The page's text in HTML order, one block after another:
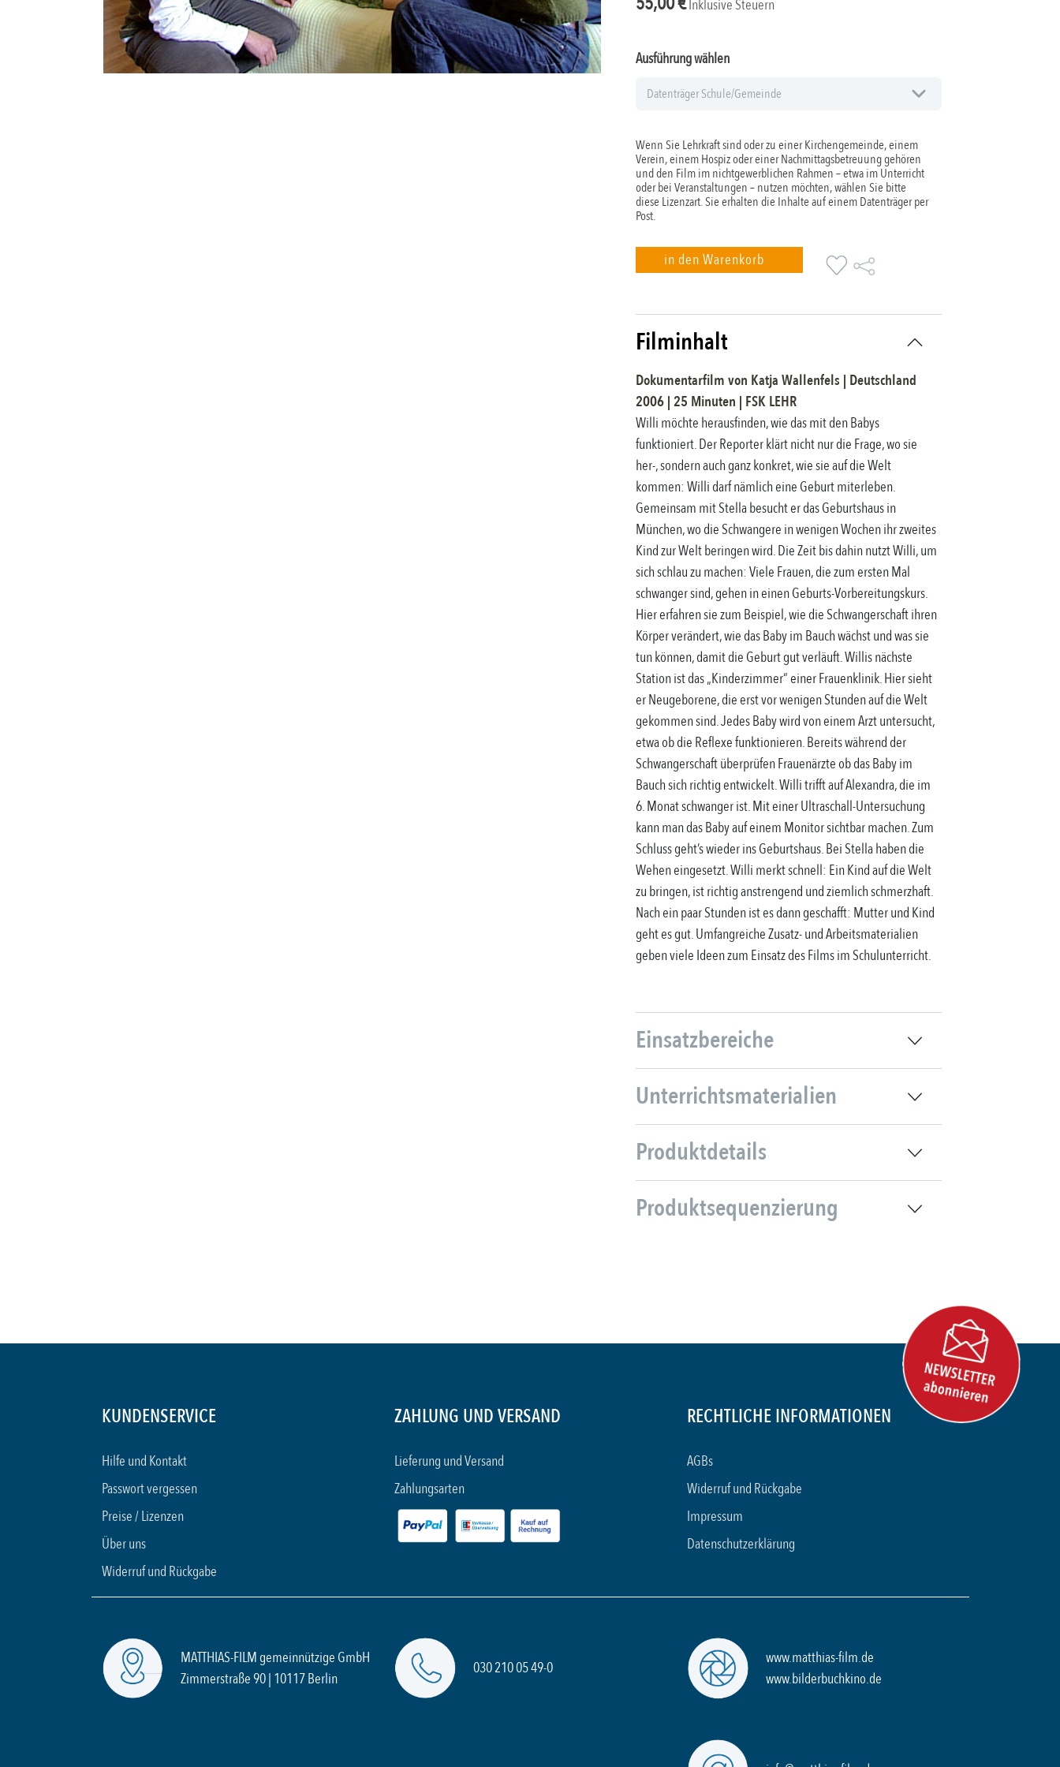
Inklusive Steuern
Ausführung wählen
Wenn Sie Lehrkraft sind oder zu einer Kirchengemeinde, einem
Verein, einem Hospiz oder einer Nachmittagsbetreuung gehören
und den Film im nichtgewerblichen Rahmen – etwa im Unterricht
oder bei Veranstaltungen – nutzen möchten, wählen Sie bitte
diese Lizenzart. Sie erhalten die Inhalte auf einem Datenträger per
Post.
in den Warenkorb
Filminhalt
Dokumentarfilm von Katja Wallenfels | Deutschland
2006| 25 Minuten | FSK LEHR
Willi möchte herausfinden, wie das mit den Babys
funktioniert. Der Reporter klärt nicht nur die Frage, wo sie
her-, sondern auch ganz konkret, wie sie auf die Welt
kommen: Willi darf nämlich eine Geburt miterleben.
Gemeinsam mit Stella besucht er das Geburtshaus in
München, wo die Schwangere in wenigen Wochen ihr zweites
Kind zur Welt beringen wird. Die Zeit bis dahin nutzt Willi, um
sich schlau zu machen: Viele Frauen, die zum ersten Mal
schwanger sind, gehen in einen Geburts-Vorbereitungskurs.
Hier erfahren sie zum Beispiel, wie die Schwangerschaft ihren
Körper verändert, wie das Baby im Bauch wächst und was sie
tun können, damit die Geburt gut verläuft. Willis nächste
Station ist das „Kinderzimmer“ einer Frauenklinik. Hier sieht
er Neugeborene, die erst vor wenigen Stunden auf die Welt
gekommen sind. Jedes Baby wird von einem Arzt untersucht,
etwa ob die Reflexe funktionieren. Bereits während der
Schwangerschaft überprüfen Frauenärzte ob das Baby im
Bauch sich richtig entwickelt. Willi trifft auf Alexandra, die im
6. Monat schwanger ist. Mit einer Ultraschall-Untersuchung
kann man das Baby auf einem Monitor sichtbar machen. Zum
Schluss geht’s wieder ins Geburtshaus. Bei Stella haben die
Wehen eingesetzt. Willi merkt schnell: Ein Kind auf die Welt
zu bringen, ist richtig anstrengend und ziemlich schmerzhaft.
Nach ein paar Stunden ist es dann geschafft: Mutter und Kind
geht es gut. Umfangreiche Zusatz- und Arbeitsmaterialien
geben viele Ideen zum Einsatz des Films im Schulunterricht.
Einsatzbereiche
Unterrichtsmaterialien
Produktdetails
Produktsequenzierung
KUNDENSERVICE
Hilfe und Kontakt
Passwort vergessen
Preise / Lizenzen
Über uns
Widerruf und Rückgabe
ZAHLUNG UND VERSAND
Lieferung und Versand
Zahlungsarten
RECHTLICHE INFORMATIONEN
AGBs
Widerruf und Rückgabe
Impressum
Datenschutzerklärung
MATTHIAS-FILM gemeinnützige GmbH
Zimmerstraße 90 | 10117 Berlin
030 210 05 49-0
www.matthias-film.de
www.bilderbuchkino.de